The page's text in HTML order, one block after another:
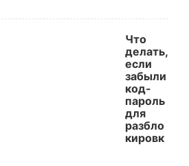
Что
делать,
если
забыли
код-
пароль
для
разбло
кировк